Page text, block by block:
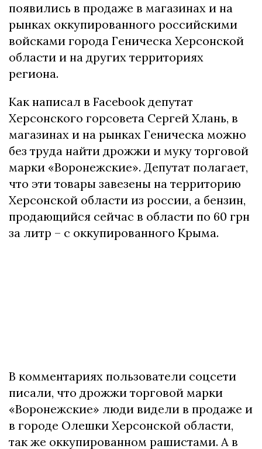
появились в продаже в магазинах и на
рынках оккупированного российскими
войсками города Геническа Херсонской
области и на других территориях
региона.
Как написал в Facebook депутат
Херсонского горсовета Сергей Хлань, в
магазинах и на рынках Геническа можно
без труда найти дрожжи и муку торговой
марки «Воронежские». Депутат полагает,
что эти товары завезены на территорию
Херсонской области из россии, а бензин,
продающийся сейчас в области по 60 грн
за литр – с оккупированного Крыма.
В комментариях пользователи соцсети
писали, что дрожжи торговой марки
«Воронежские» люди видели в продаже и
в городе Олешки Херсонской области,
так же оккупированном рашистами. А в